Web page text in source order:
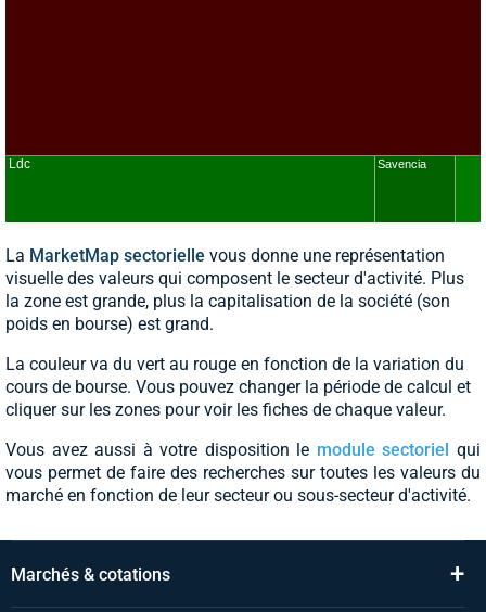
La MarketMap sectorielle vous donne une représentation
visuelle des valeurs qui composent le secteur d'activité. Plus
la zone est grande, plus la capitalisation de la société (son
poids en bourse) est grand.
La couleur va du vert au rouge en fonction de la variation du
cours de bourse. Vous pouvez changer la période de calcul et
cliquer sur les zones pour voir les fiches de chaque valeur.
Vous avez aussi à votre disposition le module sectoriel
qui
vous permet de faire des recherches sur toutes les valeurs du
marché en fonction de leur secteur ou sous-secteur d'activité.
Marchés & cotations +